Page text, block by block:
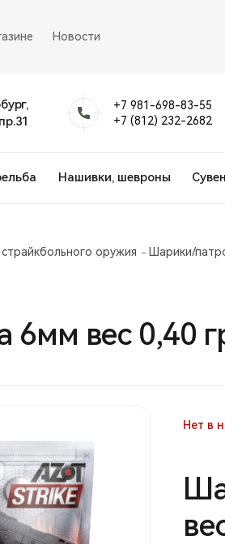
Новости
+7 981-698-83-55
+7 (812) 232-2682
Нашивки, шевроны
оружия
Шарики/
вес 0,40
Нет в